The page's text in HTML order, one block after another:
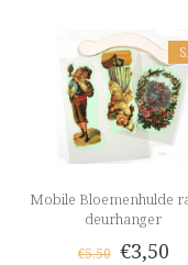
Mobile Bloemenhulde
deurhanger
€5,50 €3,50